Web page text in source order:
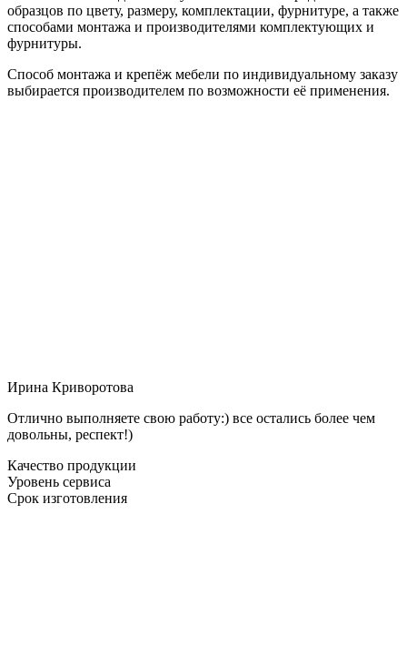
образцов по цвету, размеру, комплектации, фурнитуре, а также
способами монтажа и производителями комплектующих и
фурнитуры.
Способ монтажа и крепёж мебели по индивидуальному заказу
выбирается производителем по возможности её применения.
Ирина Криворотова
Отлично выполняете свою работу:) все остались более чем
довольны, респект!)
Качество продукции
Уровень сервиса
Срок изготовления